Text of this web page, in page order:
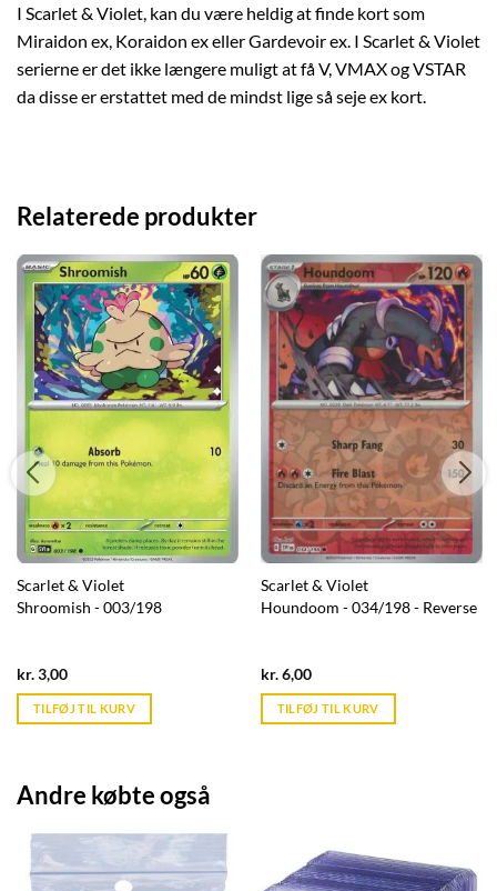
I Scarlet & Violet, kan du være heldig at finde kort som
Miraidon ex, Koraidon ex eller Gardevoir ex. I Scarlet & Violet
serierne er det ikke længere muligt at få V, VMAX og VSTAR
da disse er erstattet med de mindst lige så seje ex kort.
Relaterede produkter
Scarlet & Violet
Shroomish - 003/198
kr.3,00Current
is:
kr. 39,95.
TILFØJ TIL KURV
Scarlet & Violet
Houndoom - 034/198 - Reverse
kr.6,00Current
is:
kr. 39,95.
TILFØJ TIL KURV
Andre købte også